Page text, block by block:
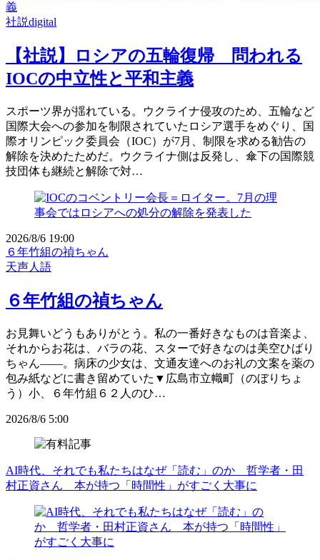
義
社説digital
【社説】ロシアの五輪復帰 問われる
IOCの中立性と平和主義
スポーツ界が揺れている。ウクライナ侵攻のため、五輪など
国際大会への参加を制限されていたロシア選手をめぐり、国
際オリンピック委員会（IOC）が7月、制限を求める勧告の
解除を決めたためだ。ウクライナ側は反発し、傘下の国際競
技団体も継続と解除で対…
2026/8/6 19:00
６年竹組の禎ちゃん
天声人語
６年竹組の禎ちゃん
お見舞いどうもありがとう。私の一番好きなものは音楽よ、
それからお花は、バラの花、スターで好きなのは美空ひばり
ちゃん――。病床の少女は、文通友達へのお礼の文案を薬の
包み紙などに書き留めていた▼広島市立幟町（のぼりちょ
う）小、６年竹組６２人のひ…
2026/8/6 5:00
AI時代、それでも私たちはなぜ「読む」のか 哲学者・田
村正資さん 本が持つ「時間性」がすごく大事に